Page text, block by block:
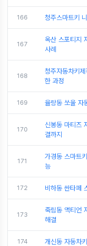
166 청주스마트키
167
옥산 스포티지
사례
168
청주자동차키
한 과정
169 율량동 쏘울 자
170
신봉동 마티즈
결까지
171
가경동 스마트
능
172 비하동 싼타페
173
죽림동 액티언
해결
174 개신동 자동차